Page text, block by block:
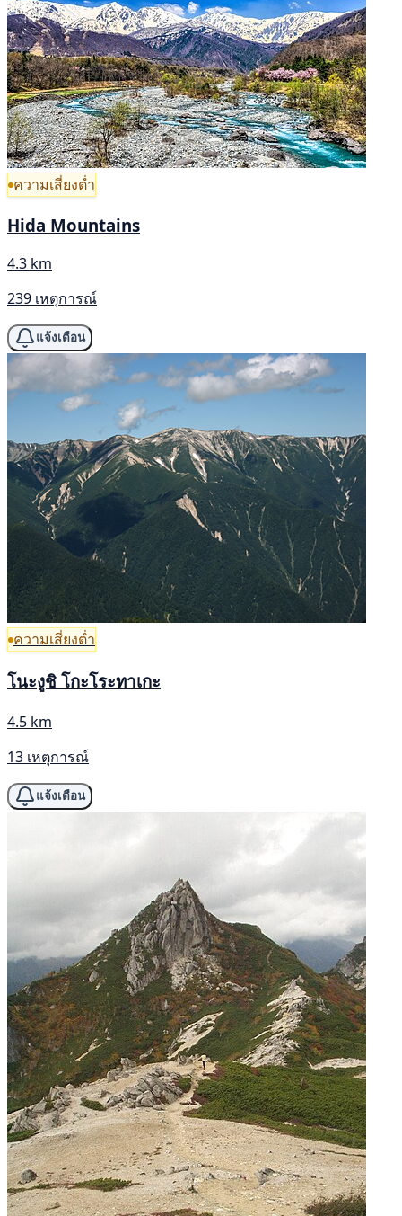
ความเสี่ยงต่ำ
Hida Mountains
4.3 km
239 เหตุการณ์
แจ้งเตือน
ความเสี่ยงต่ำ
โนะงูชิ โกะโระทาเกะ
4.5 km
13 เหตุการณ์
แจ้งเตือน